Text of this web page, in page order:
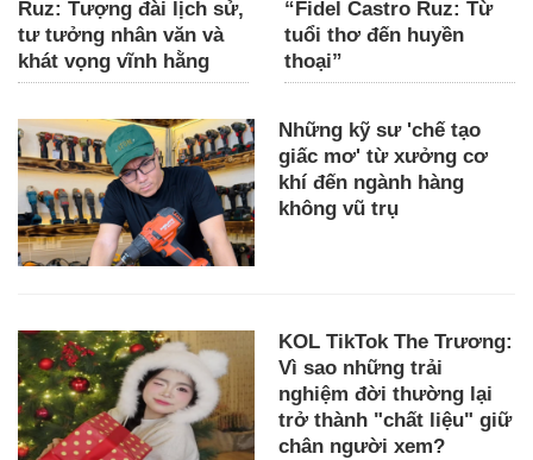
Ruz: Tượng đài lịch sử,
tư tưởng nhân văn và
khát vọng vĩnh hằng
“Fidel Castro Ruz: Từ
tuổi thơ đến huyền
thoại”
Những kỹ sư 'chế tạo
giấc mơ' từ xưởng cơ
khí đến ngành hàng
không vũ trụ
KOL TikTok The Trương:
Vì sao những trải
nghiệm đời thường lại
trở thành "chất liệu" giữ
chân người xem?